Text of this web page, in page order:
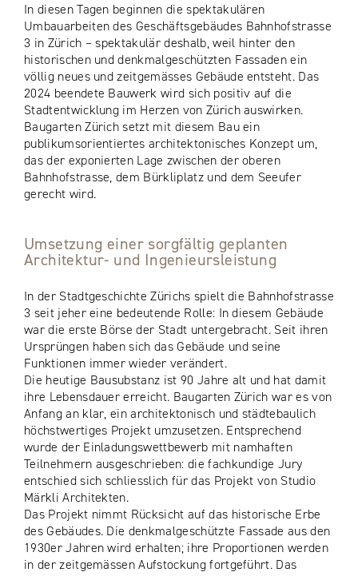
In diesen Tagen beginnen die spektakulären
Umbauarbeiten des Geschäftsgebäudes Bahnhofstrasse
3 in Zürich – spektakulär deshalb, weil hinter den
historischen und denkmalgeschützten Fassaden ein
völlig neues und zeitgemässes Gebäude entsteht. Das
2024 beendete Bauwerk wird sich positiv auf die
Stadtentwicklung im Herzen von Zürich auswirken.
Baugarten Zürich setzt mit diesem Bau ein
publikumsorientiertes architektonisches Konzept um,
das der exponierten Lage zwischen der oberen
Bahnhofstrasse, dem Bürkliplatz und dem Seeufer
gerecht wird.
Umsetzung einer sorgfältig geplanten
Architektur- und Ingenieursleistung
In der Stadtgeschichte Zürichs spielt die Bahnhofstrasse
3 seit jeher eine bedeutende Rolle: In diesem Gebäude
war die erste Börse der Stadt untergebracht. Seit ihren
Ursprüngen haben sich das Gebäude und seine
Funktionen immer wieder verändert.
Die heutige Bausubstanz ist 90 Jahre alt und hat damit
ihre Lebensdauer erreicht. Baugarten Zürich war es von
Anfang an klar, ein architektonisch und städtebaulich
höchstwertiges Projekt umzusetzen. Entsprechend
wurde der Einladungswettbewerb mit namhaften
Teilnehmern ausgeschrieben: die fachkundige Jury
entschied sich schliesslich für das Projekt von Studio
Märkli Architekten.
Das Projekt nimmt Rücksicht auf das historische Erbe
des Gebäudes. Die denkmalgeschützte Fassade aus den
1930er Jahren wird erhalten; ihre Proportionen werden
in der zeitgemässen Aufstockung fortgeführt. Das